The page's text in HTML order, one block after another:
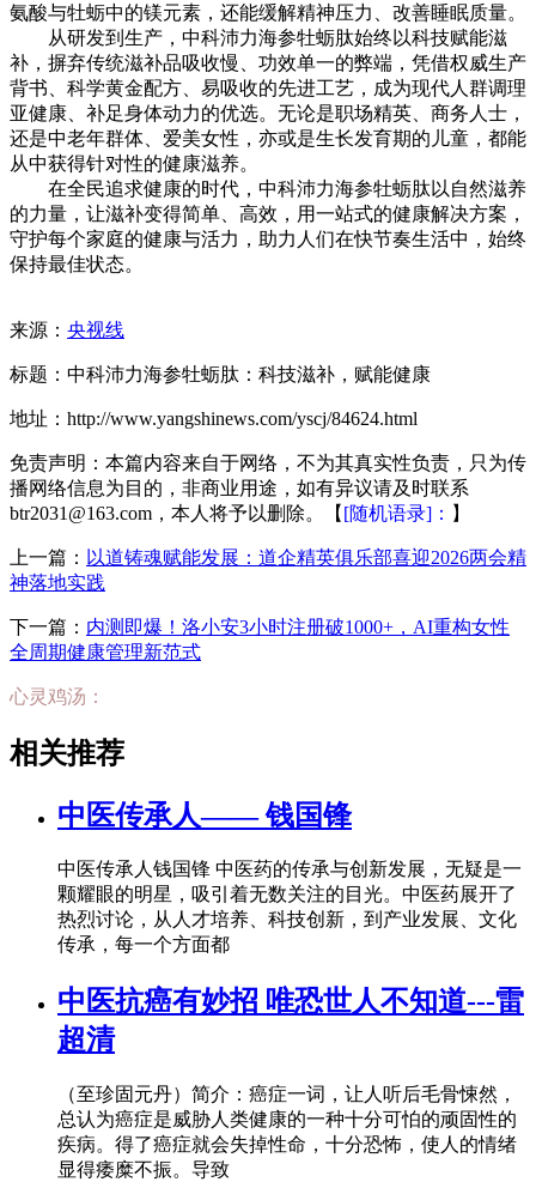
氨酸与牡蛎中的镁元素，还能缓解精神压力、改善睡眠质量。
从研发到生产，中科沛力海参牡蛎肽始终以科技赋能滋
补，摒弃传统滋补品吸收慢、功效单一的弊端，凭借权威生产
背书、科学黄金配方、易吸收的先进工艺，成为现代人群调理
亚健康、补足身体动力的优选。无论是职场精英、商务人士，
还是中老年群体、爱美女性，亦或是生长发育期的儿童，都能
从中获得针对性的健康滋养。
在全民追求健康的时代，中科沛力海参牡蛎肽以自然滋养
的力量，让滋补变得简单、高效，用一站式的健康解决方案，
守护每个家庭的健康与活力，助力人们在快节奏生活中，始终
保持最佳状态。
来源： 央视线
标题：中科沛力海参牡蛎肽：科技滋补，赋能健康
地址：http://www.yangshinews.com/yscj/84624.html
免责声明：本篇内容来自于网络，不为其真实性负责，只为传
播网络信息为目的，非商业用途，如有异议请及时联系
btr2031@163.com，本人将予以删除。【 [随机语录]： 】
上一篇： 以道铸魂赋能发展：道企精英俱乐部喜迎2026两会精
神落地实践
下一篇： 内测即爆！洛小安3小时注册破1000+，AI重构女性
全周期健康管理新范式
心灵鸡汤：
相关推荐
中医传承人—— 钱国锋
中医传承人钱国锋 中医药的传承与创新发展，无疑是一
颗耀眼的明星，吸引着无数关注的目光。中医药展开了
热烈讨论，从人才培养、科技创新，到产业发展、文化
传承，每一个方面都
中医抗癌有妙招 唯恐世人不知道---雷
超清
（至珍固元丹）简介：癌症一词，让人听后毛骨悚然，
总认为癌症是威胁人类健康的一种十分可怕的顽固性的
疾病。得了癌症就会失掉性命，十分恐怖，使人的情绪
显得痿糜不振。导致